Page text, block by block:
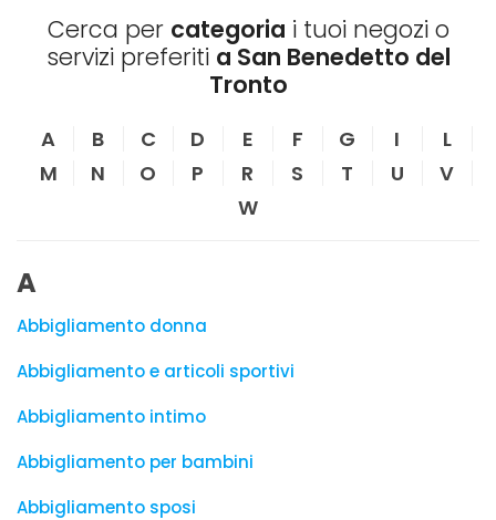
Cerca per categoria i tuoi negozi o
servizi preferiti a San Benedetto del
Tronto
A B C D E F G I
L
M
N O P R S T U
V
W
A
Abbigliamento donna
Abbigliamento e articoli sportivi
Abbigliamento intimo
Abbigliamento per bambini
Abbigliamento sposi